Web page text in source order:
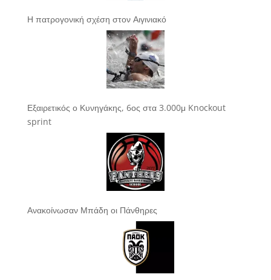
Η πατρογονική σχέση στον Αιγινιακό
Εξαιρετικός ο Κυνηγάκης, 6ος στα 3.000μ Knockout
sprint
Ανακοίνωσαν Μπάδη οι Πάνθηρες